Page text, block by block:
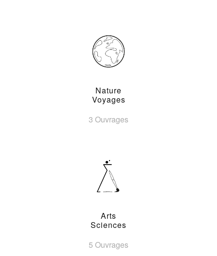
Nature
Voyages
3 Ouvrages
Arts
Sciences
5 Ouvrages